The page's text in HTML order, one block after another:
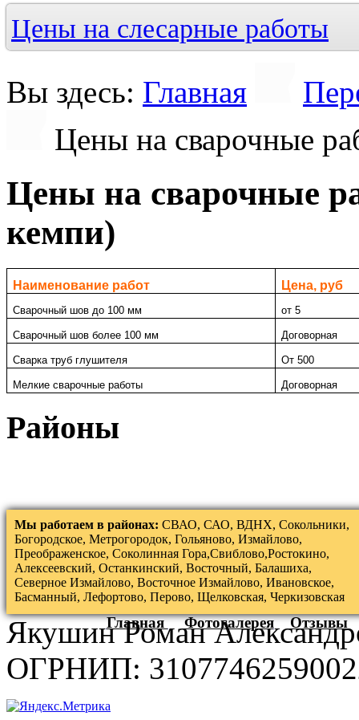
Цены на слесарные работы
Вы здесь: Главная
Цены на сварочные
Цены на сварочные
кемпи)
Наименование работ Цена, руб
Сварочный шов до 100 мм от 5
Сварочный шов более 100 мм Договорная
Сварка труб глушителя От 500
Мелкие сварочные работы Договорная
Районы
Мы работаем в районах: СВАО, САО, ВДНХ, Сокольники,
Богородское, Метрогородок, Гольяново, Измайлово,
Преображенское, Соколинная Гора,Свиблово,Ростокино,
Алексеевский, Останкинский, Восточный, Балашиха,
Северное Измайлово, Восточное Измайлово, Ивановское,
Басманный, Лефортово, Перово, Щелковская, Черкизовская
Главная Фотогалерея Отзывы
Якушин Роман
ОГРНИП: